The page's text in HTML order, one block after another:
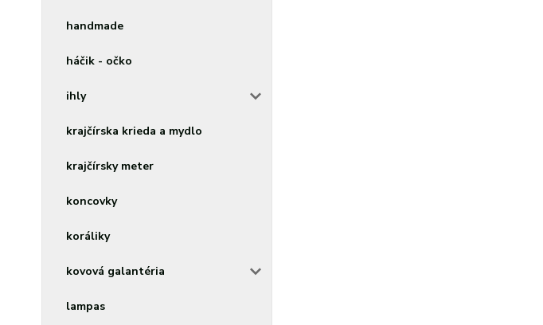
handmade
háčik - očko
ihly
krajčírska krieda a mydlo
krajčírsky meter
koncovky
koráliky
kovová galantéria
lampas